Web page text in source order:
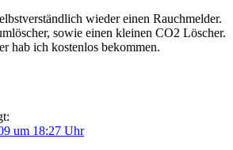
wieder einen Rauchmelder.
sowie einen kleinen CO2 Löscher.
hab ich kostenlos bekommen.
um 18:27 Uhr